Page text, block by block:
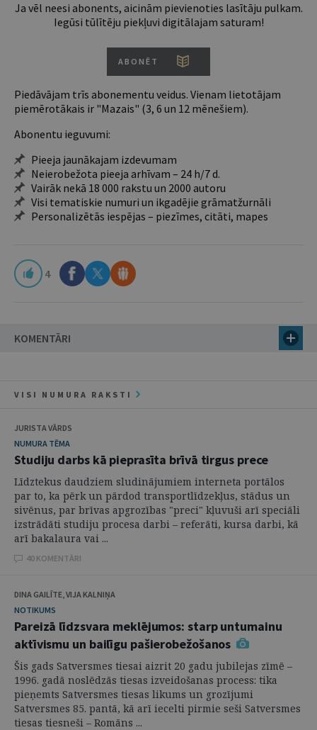
Ja vēl neesi abonents, aicinām pievienoties lasītāju pulkam.
Iegūsi tūlītēju piekļuvi digitālajam saturam!
ABONĒT
Piedāvājam trīs abonementu veidus. Vienam lietotājam
piemērotākais ir "Mazais" (3, 6 un 12 mēnešiem).
Abonentu ieguvumi:
Pieeja jaunākajam izdevumam
Neierobežota pieeja arhīvam – 24 h/7 d.
Vairāk nekā 18 000 rakstu un 2000 autoru
Visi tematiskie numuri un ikgadējie grāmatžurnāli
Personalizētās iespējas – piezīmes, citāti, mapes
4
KOMENTĀRI
VISI NUMURA RAKSTI
JURISTA VĀRDS
NUMURA TĒMA
Studiju darbs kā pieprasīta brīvā tirgus prece
Līdztekus daudziem sludinājumiem interneta portālos
par to, ka pērk un pārdod transportlīdzekļus, stādus un
sivēnus, par brīvas apgrozības "preci" kļuvuši arī speciāli
izstrādāti studiju procesa darbi – referāti, kursa darbi, kā
arī bakalaura vai ...
40 KOMENTĀRI
DINA GAILĪTE, VIJA KALNIŅA
NOTIKUMS
Pareizā līdzsvara meklējumos: starp untumainu
aktīvismu un bailīgu pašierobežošanos
Šis gads Satversmes tiesai aizrit 20 gadu jubilejas zīmē –
1996. gadā noslēdzās tiesas izveidošanas process: tika
pieņemts Satversmes tiesas likums un grozījumi
Satversmes 85. pantā, kā arī iecelti pirmie seši Satversmes
tiesas tiesneši – Romāns ...